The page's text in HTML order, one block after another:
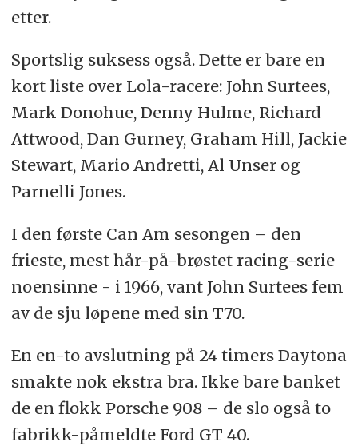
etter.
Sportslig suksess også. Dette er bare en
kort liste over Lola-racere: John Surtees,
Mark Donohue, Denny Hulme, Richard
Attwood, Dan Gurney, Graham Hill, Jackie
Stewart, Mario Andretti, Al Unser og
Parnelli Jones.
I den første Can Am sesongen – den
frieste, mest hår-på-brøstet racing-serie
noensinne - i 1966, vant John Surtees fem
av de sju løpene med sin T70.
En en-to avslutning på 24 timers Daytona
smakte nok ekstra bra. Ikke bare banket
de en flokk Porsche 908 – de slo også to
fabrikk-påmeldte Ford GT 40.